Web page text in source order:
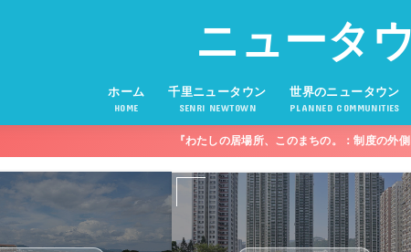
ニュータ
ホーム
HOME
千里ニュータウン
SENRI NEWTOWN
世界のニュータウン
PLANNED COMMUNITIES
『わたしの居場所、このまちの。：制度の外